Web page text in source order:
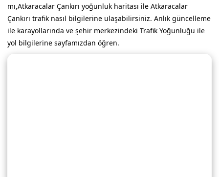
mı,Atkaracalar Çankırı yoğunluk haritası ile Atkaracalar
Çankırı trafik nasıl bilgilerine ulaşabilirsiniz. Anlık güncelleme
ile karayollarında ve şehir merkezindeki Trafik Yoğunluğu ile
yol bilgilerine sayfamızdan öğren.